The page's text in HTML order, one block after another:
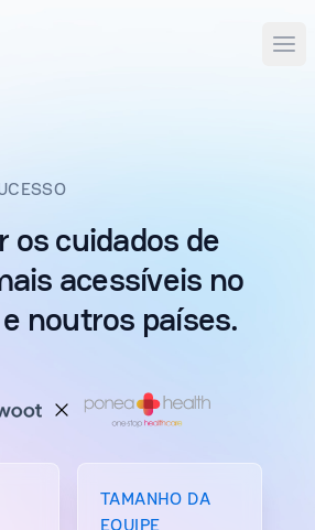
os cuidados de
acessíveis no
noutros países.
TAMANHO DA
EQUIPE